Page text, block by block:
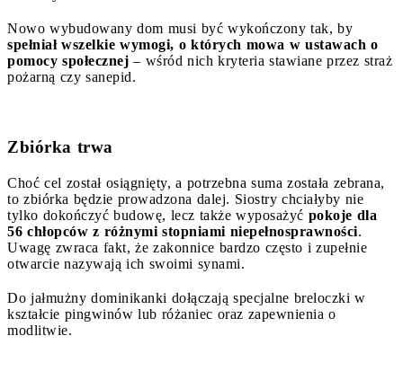
Nowo wybudowany dom musi być wykończony tak, by
spełniał wszelkie wymogi, o których mowa w ustawach o
pomocy społecznej – wśród nich kryteria stawiane przez straż
pożarną czy sanepid.
Zbiórka trwa
Choć cel został osiągnięty, a potrzebna suma została zebrana,
to zbiórka będzie prowadzona dalej. Siostry chciałyby nie
tylko dokończyć budowę, lecz także wyposażyć pokoje dla
56 chłopców z różnymi stopniami niepełnosprawności.
Uwagę zwraca fakt, że zakonnice bardzo często i zupełnie
otwarcie nazywają ich swoimi synami.
Do jałmużny dominikanki dołączają specjalne breloczki w
kształcie pingwinów lub różaniec oraz zapewnienia o
modlitwie.